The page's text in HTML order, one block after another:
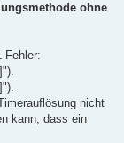
ohne
Fehler:
nicht
kann, dass ein